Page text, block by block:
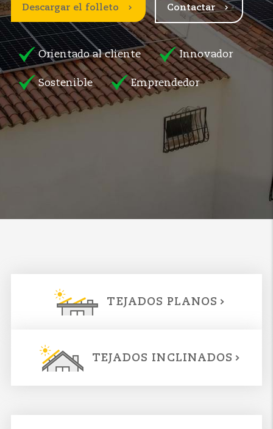
Descargar el folleto Contactar
Orientado al cliente Innovador
Sostenible Emprendedor
TEJADOS PLANOS
TEJADOS INCLINADOS